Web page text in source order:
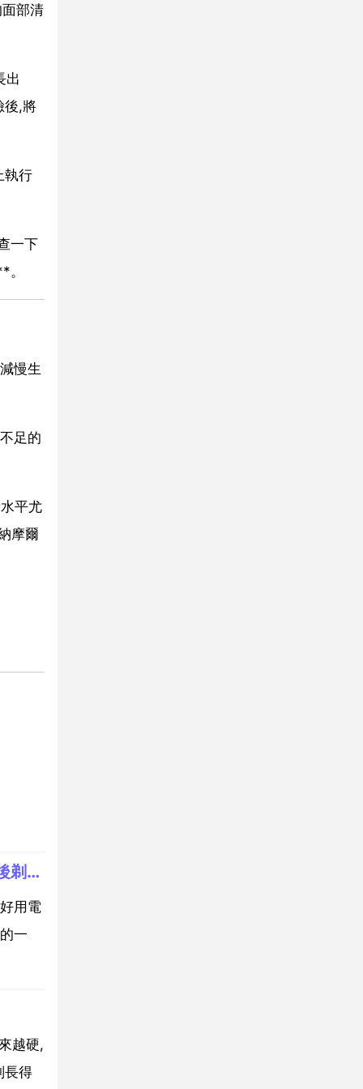
部清
出
後,將
執行
一下
慢生
足的
平尤
摩爾
第一次刮鬍子應該用什麼怎樣刮,第一次刮鬍子，都是很軟的鬍鬚，應該用什麼剃鬚刀？還有以後剃鬍子應該怎麼刮？
用電
一
越硬,
長得